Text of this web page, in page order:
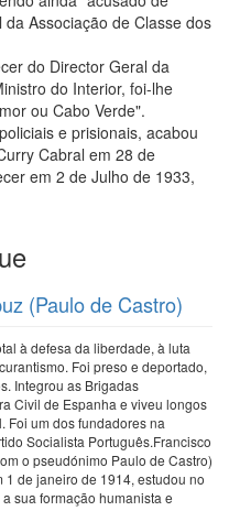
Associação de Classe dos
do Director Geral da
do Interior, foi-lhe
ou Cabo Verde".
e prisionais, acabou
Cabral em 28 de
em 2 de Julho de 1933,
(Paulo de Castro)
à defesa da liberdade, à luta
Foi preso e deportado,
Integrou as Brigadas
Civil de Espanha e viveu longos
Foi um dos fundadores na
Socialista Português.Francisco
o pseudónimo Paulo de Castro)
1 de janeiro de 1914, estudou no
sua formação humanista e